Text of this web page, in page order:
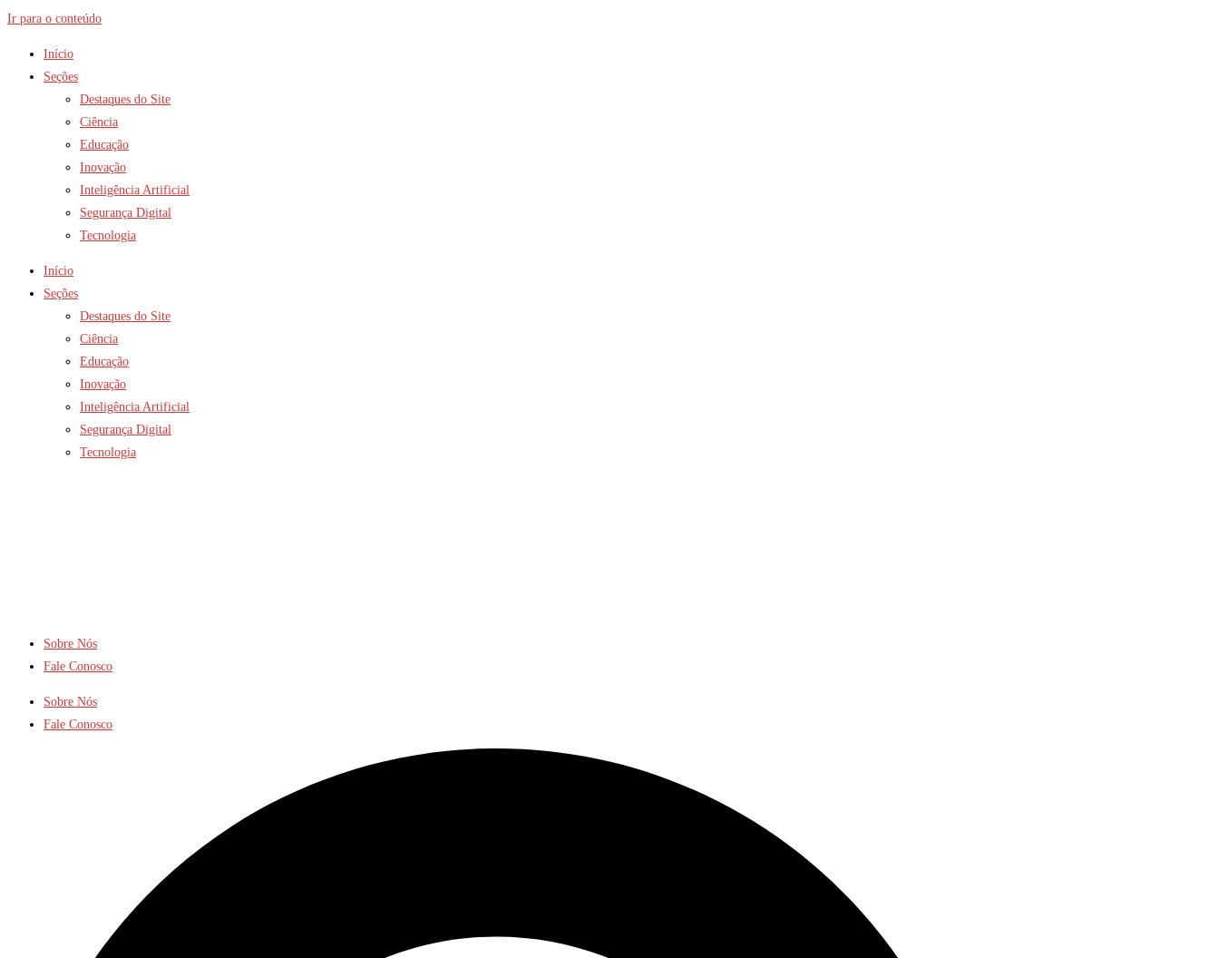
Ir para o conteúdo
Início
Seções
Destaques do Site
Ciência
Educação
Inovação
Inteligência Artificial
Segurança Digital
Tecnologia
Início
Seções
Destaques do Site
Ciência
Educação
Inovação
Inteligência Artificial
Segurança Digital
Tecnologia
Sobre Nós
Fale Conosco
Sobre Nós
Fale Conosco